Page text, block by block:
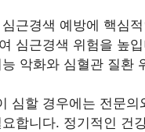
근경색 예방에 핵심
심근경색 위험을 높
악화와 심혈관 질환
심할 경우에는 전문
합니다. 정기적인 건